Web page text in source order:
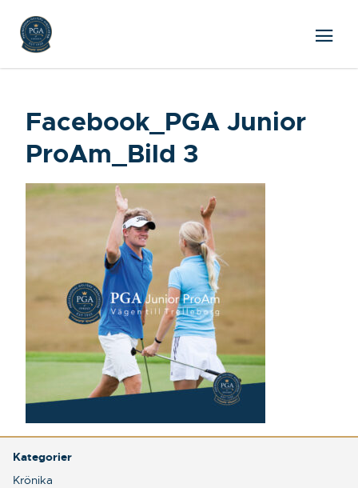
Facebook_PGA Junior
ProAm_Bild 3
Kategorier
Krönika